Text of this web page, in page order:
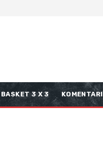
BASKET 3 X 3 KOMENTARI